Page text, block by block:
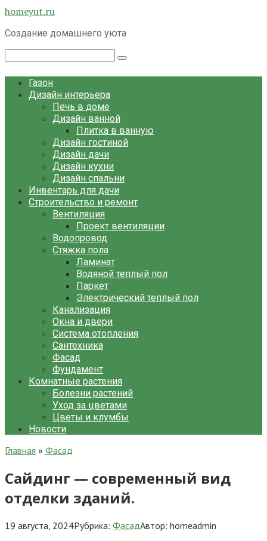
Перейти
контенту
homeyut.ru
Создание домашнего уюта
Газон
Дизайн интерьера
Печь в доме
Дизайн ванной
Плитка в ванную
Дизайн гостиной
Дизайн дачи
Дизайн кухни
Дизайн спальни
Инвентарь для дачи
Строительство и ремонт
Вентиляция
Проект вентиляции
Водопровод
Стяжка пола
Ламинат
Водяной теплый пол
Паркет
Электрический теплый пол
Канализация
Окна и двери
Система отопления
Сантехника
Фасад
Фундамент
Комнатные растения
Болезни растений
Уход за цветами
Цветы и клумбы
Новости
Главная » Фасад
Сайдинг — современный вид
отделки зданий.
19 августа, 2024Рубрика: ФасадАвтор: homeadmin